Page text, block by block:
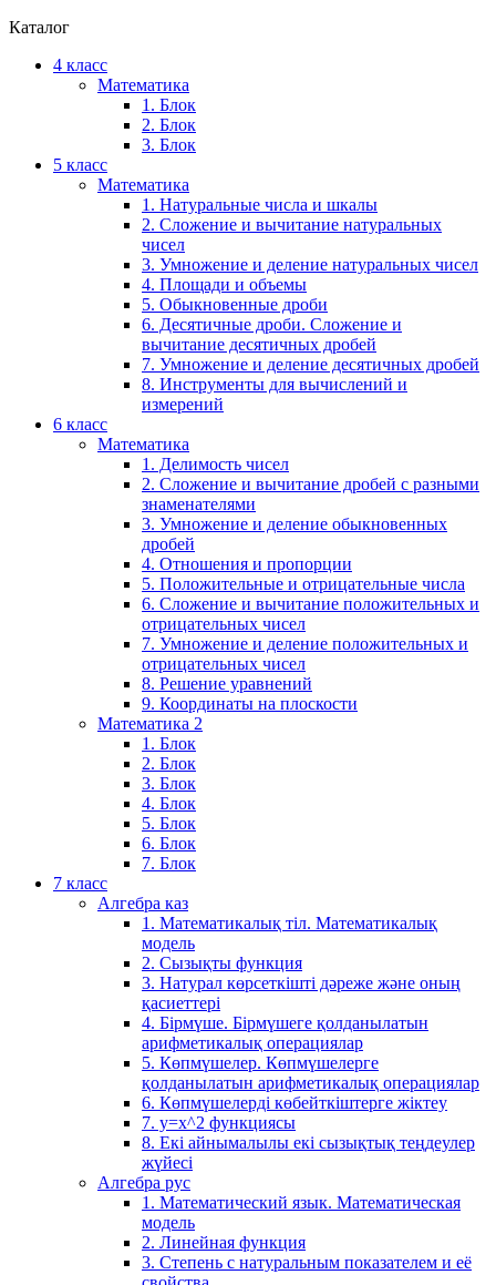
Каталог
4 класс
Математика
1. Блок
2. Блок
3. Блок
5 класс
Математика
1. Натуральные числа и шкалы
2. Сложение и вычитание натуральных
чисел
3. Умножение и деление натуральных чисел
4. Площади и объемы
5. Обыкновенные дроби
6. Десятичные дроби. Сложение и
вычитание десятичных дробей
7. Умножение и деление десятичных дробей
8. Инструменты для вычислений и
измерений
6 класс
Математика
1. Делимость чисел
2. Сложение и вычитание дробей с разными
знаменателями
3. Умножение и деление обыкновенных
дробей
4. Отношения и пропорции
5. Положительные и отрицательные числа
6. Сложение и вычитание положительных и
отрицательных чисел
7. Умножение и деление положительных и
отрицательных чисел
8. Решение уравнений
9. Координаты на плоскости
Математика 2
1. Блок
2. Блок
3. Блок
4. Блок
5. Блок
6. Блок
7. Блок
7 класс
Алгебра каз
1. Математикалық тіл. Математикалық
модель
2. Сызықты функция
3. Натурал көрсеткішті дәреже және оның
қасиеттері
4. Бірмүше. Бірмүшеге қолданылатын
арифметикалық операциялар
5. Көпмүшелер. Көпмүшелерге
қолданылатын арифметикалық операциялар
6. Көпмүшелерді көбейткіштерге жіктеу
7. у=х^2 функциясы
8. Екі айнымалылы екі сызықтық теңдеулер
жүйесі
Алгебра рус
1. Математический язык. Математическая
модель
2. Линейная функция
3. Степень с натуральным показателем и её